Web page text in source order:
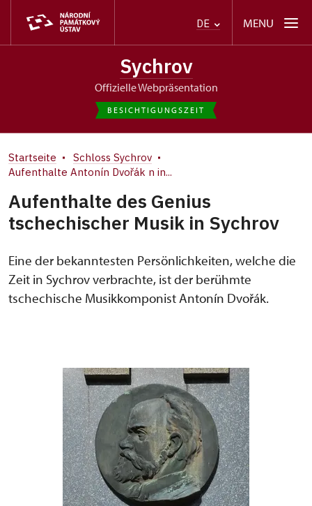
DE MENU
Sychrov
offizielle Webpräsentation
BESICHTIGUNGSZEIT
Startseite
Schloss Sychrov
Aufenthalte Antonín Dvořák n in...
Aufenthalte des Genius
tschechischer Musik in Sychrov
Eine der bekanntesten Persönlichkeiten, welche die
Zeit in Sychrov verbrachte, ist der berühmte
tschechische Musikkomponist Antonín Dvořák.